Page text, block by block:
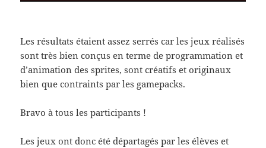
Les résultats étaient assez serrés car les jeux réalisés
sont très bien conçus en terme de programmation et
d’animation des sprites, sont créatifs et originaux
bien que contraints par les gamepacks.
Bravo à tous les participants !
Les jeux ont donc été départagés par les élèves et